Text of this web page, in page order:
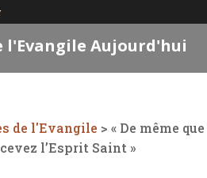
l'Evangile Aujourd'hui
de l'Evangile >« De même
l’Esprit Saint »